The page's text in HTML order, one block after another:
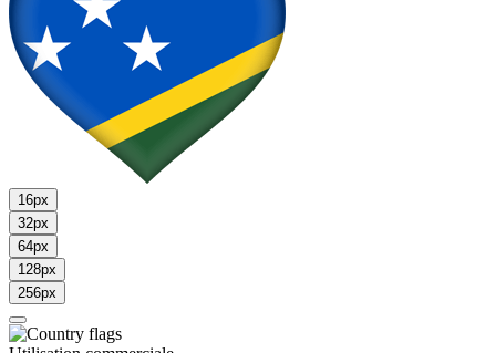
16px
32px
64px
128px
256px